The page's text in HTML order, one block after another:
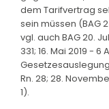
dem Tarifvertrag
sein müssen (BAG
vgl. auch BAG 20.
331; 16. Mai 2019 - 6
Gesetzesauslegung
Rn. 28; 28.
1).